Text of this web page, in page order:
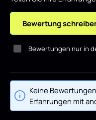
Bewertung
Bewertungen nur in
Keine
Erfahrungen mit